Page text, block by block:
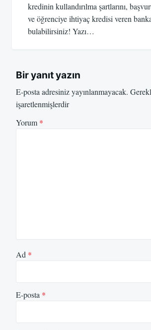
kredinin kullandırılma şartlarını,
ve öğrenciye ihtiyaç kredisi veren
bulabilirsiniz! Yazı…
Bir yanıt yazın
E-posta adresiniz yayınlanmayacak.
işaretlenmişlerdir
Yorum *
Ad *
E-posta *